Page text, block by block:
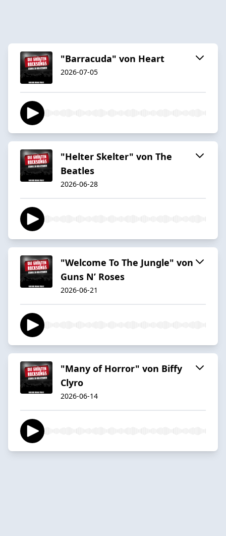
"Barracuda" von Heart
2026-07-05
"Helter Skelter" von The
Beatles
2026-06-28
"Welcome To The Jungle" von
Guns N’ Roses
2026-06-21
"Many of Horror" von Biffy
Clyro
2026-06-14